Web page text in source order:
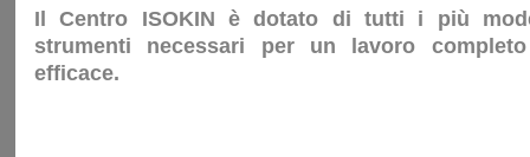
Il Centro ISOKIN è dotato di tutti i più
strumenti necessari per un lavoro
efficace.